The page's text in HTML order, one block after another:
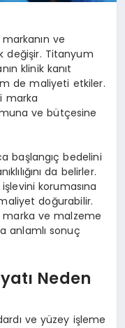
ve
değişir. Titanyum
klinik kanıt
de maliyeti etkiler.
marka
ve bütçesine
başlangıç bedelini
da belirler.
korumasına
doğurabilir.
ve malzeme
anlamlı sonuç
Neden
ve yüzey işleme